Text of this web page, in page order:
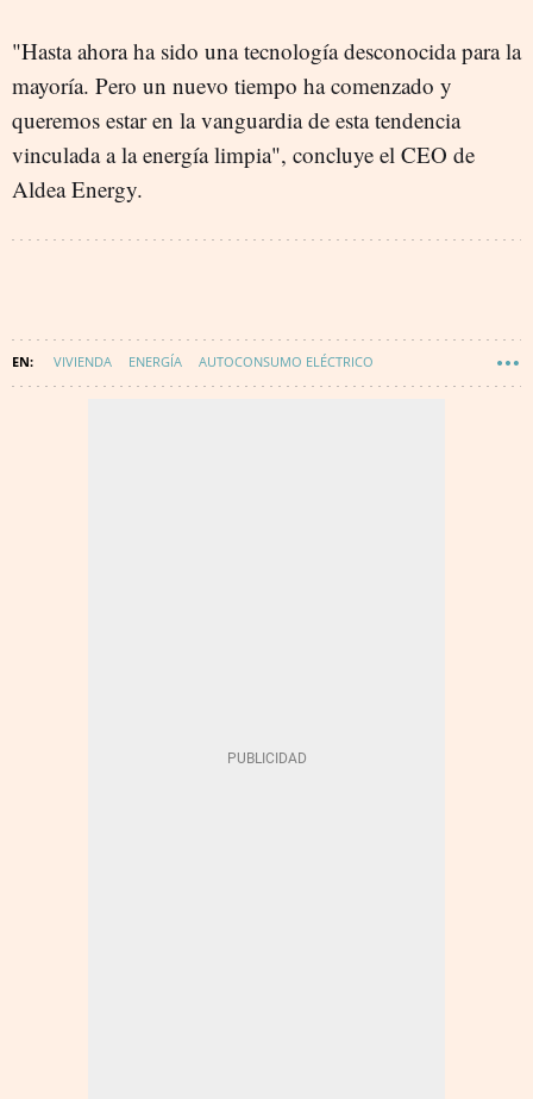
"Hasta ahora ha sido una tecnología desconocida para la
mayoría. Pero un nuevo tiempo ha comenzado y
queremos estar en la vanguardia de esta tendencia
vinculada a la energía limpia", concluye el CEO de
Aldea Energy.
VIVIENDA ENERGÍA AUTOCONSUMO ELÉCTRICO